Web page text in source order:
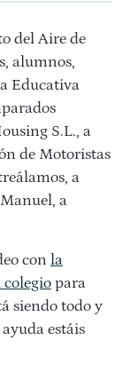
del Aire de
alumnos,
Educativa
S.L., a
de Motoristas
a
a
con la
colegio para
siendo todo y
estáis